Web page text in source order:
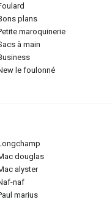
foulard
bons plans
petite maroquinerie
sacs à main
business
new le foulonné
longchamp
mac douglas
mac alyster
naf-naf
paul marius